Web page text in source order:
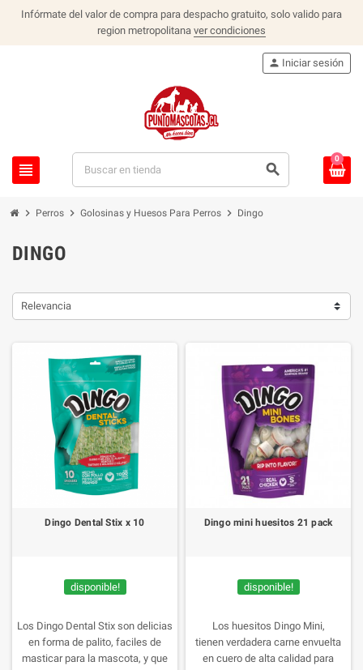
Infórmate del valor de compra para despacho gratuito, solo valido para
region metropolitana ver condiciones
view_headline search
person Iniciar sesión
0
chevron_right Perros chevron_right Golosinas y Huesos Para Perros chevron_right Dingo
DINGO
Relevancia
Dingo Dental Stix x 10
disponible!
Los Dingo Dental Stix son delicias
en forma de palito, faciles de
masticar para la mascota, y que
Dingo mini huesitos 21 pack
disponible!
Los huesitos Dingo Mini,
tienen verdadera carne envuelta
en cuero de alta calidad para